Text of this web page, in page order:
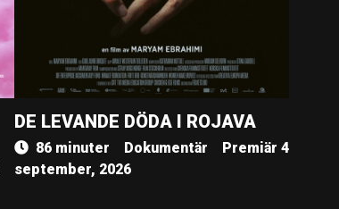
DE LEVANDE DÖDA I ROJAVA
86 minuter Dokumentär
Premiär 4
september, 2026